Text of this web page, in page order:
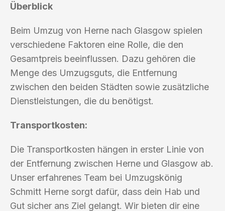
Überblick
Beim Umzug von Herne nach Glasgow spielen
verschiedene Faktoren eine Rolle, die den
Gesamtpreis beeinflussen. Dazu gehören die
Menge des Umzugsguts, die Entfernung
zwischen den beiden Städten sowie zusätzliche
Dienstleistungen, die du benötigst.
Transportkosten:
Die Transportkosten hängen in erster Linie von
der Entfernung zwischen Herne und Glasgow ab.
Unser erfahrenes Team bei Umzugskönig
Schmitt Herne sorgt dafür, dass dein Hab und
Gut sicher ans Ziel gelangt. Wir bieten dir eine